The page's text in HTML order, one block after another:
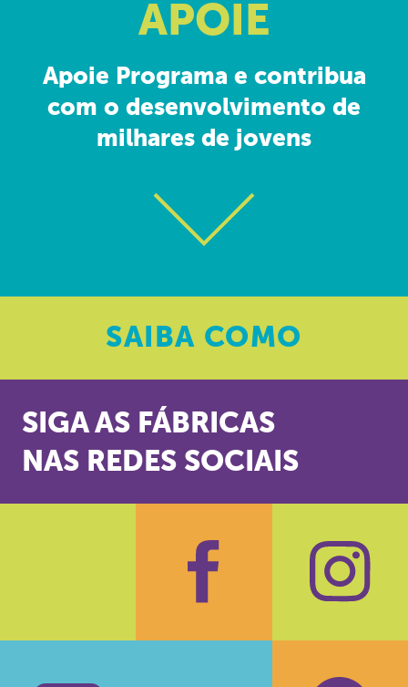
APOIE
Apoie Programa e contribua
com o desenvolvimento de
milhares de jovens
SAIBA COMO
SIGA AS FÁBRICAS
NAS REDES SOCIAIS
Facebook